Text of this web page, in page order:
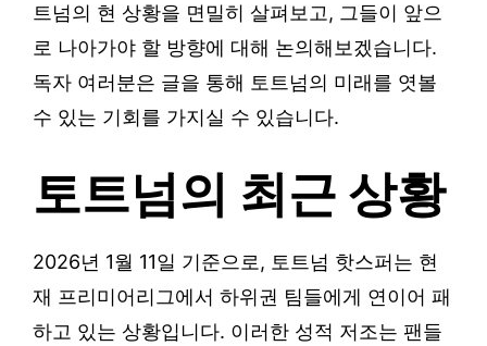
트넘의 현 상황을 면밀히 살펴보고, 그들이 앞으
로 나아가야 할 방향에 대해 논의해보겠습니다.
독자 여러분은 글을 통해 토트넘의 미래를 엿볼
수 있는 기회를 가지실 수 있습니다.
토트넘의 최근 상황
2026년 1월 11일 기준으로, 토트넘 핫스퍼는 현
재 프리미어리그에서 하위권 팀들에게 연이어 패
하고 있는 상황입니다. 이러한 성적 저조는 팬들